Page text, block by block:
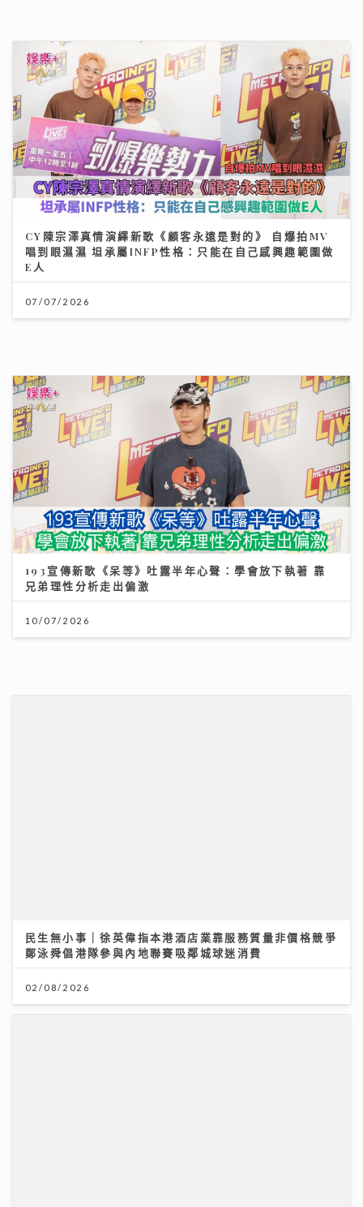
CY陳宗澤真情演繹新歌《顧客永遠是對的》 自爆拍MV
唱到眼濕濕 坦承屬INFP性格：只能在自己感興趣範圍做
E人
07/07/2026
193宣傳新歌《呆等》吐露半年心聲：學會放下執著 靠
兄弟理性分析走出偏激
10/07/2026